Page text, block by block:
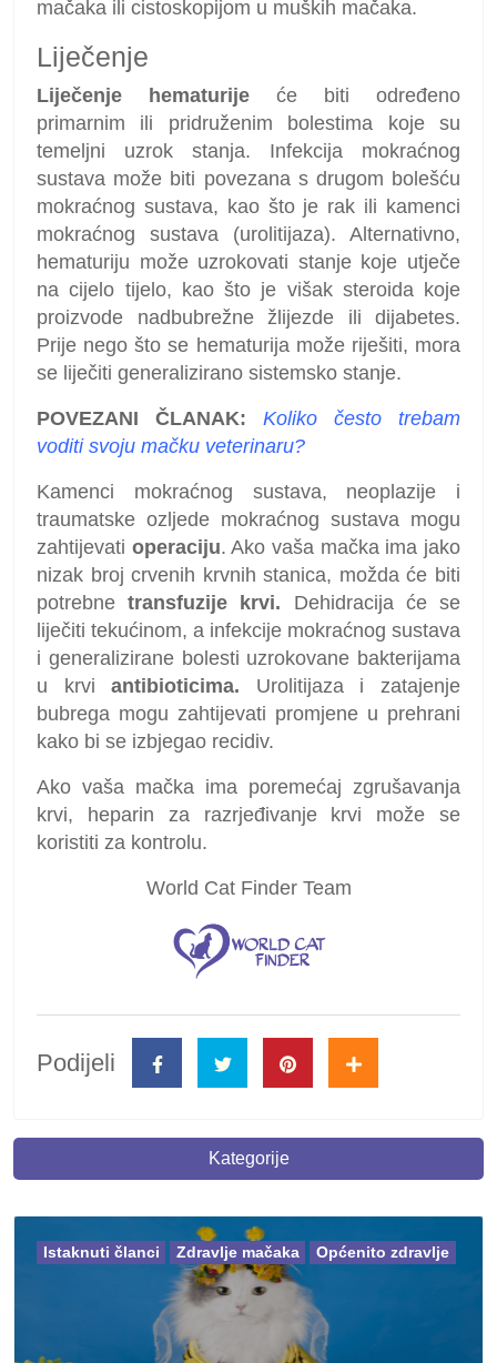
mačaka ili cistoskopijom u muških mačaka.
Liječenje
Liječenje hematurije će biti određeno
primarnim ili pridruženim bolestima koje su
temeljni uzrok stanja. Infekcija mokraćnog
sustava može biti povezana s drugom bolešću
mokraćnog sustava, kao što je rak ili kamenci
mokraćnog sustava (urolitijaza). Alternativno,
hematuriju može uzrokovati stanje koje utječe
na cijelo tijelo, kao što je višak steroida koje
proizvode nadbubrežne žlijezde ili dijabetes.
Prije nego što se hematurija može riješiti, mora
se liječiti generalizirano sistemsko stanje.
POVEZANI ČLANAK:
Koliko često trebam
voditi svoju mačku veterinaru?
Kamenci mokraćnog sustava, neoplazije i
traumatske ozljede mokraćnog sustava mogu
zahtijevati operaciju. Ako vaša mačka ima jako
nizak broj crvenih krvnih stanica, možda će biti
potrebnetransfuzije krvi. Dehidracija će se
liječiti tekućinom, a infekcije mokraćnog sustava
i generalizirane bolesti uzrokovane bakterijama
u krviantibioticima. Urolitijaza i zatajenje
bubrega mogu zahtijevati promjene u prehrani
kako bi se izbjegao recidiv.
Ako vaša mačka ima poremećaj zgrušavanja
krvi, heparin za razrjeđivanje krvi može se
koristiti za kontrolu.
World Cat Finder Team
Podijeli
Kategorije
Istaknuti članci Zdravlje mačaka Općenito zdravlje